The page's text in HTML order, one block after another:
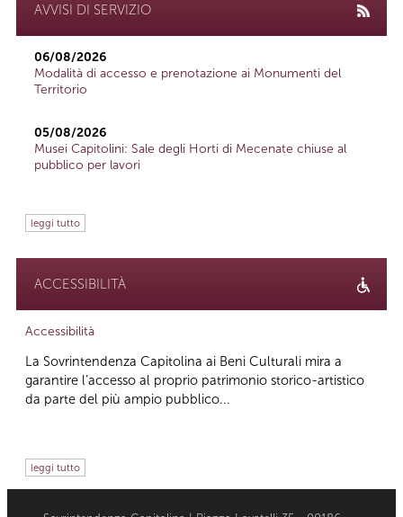
AVVISI DI SERVIZIO
06/08/2026
Modalità di accesso e prenotazione ai Monumenti del
Territorio
05/08/2026
Musei Capitolini: Sale degli Horti di Mecenate chiuse al
pubblico per lavori
leggi tutto
ACCESSIBILITÀ
Accessibilità
La Sovrintendenza Capitolina ai Beni Culturali mira a
garantire l’accesso al proprio patrimonio storico-artistico
da parte del più ampio pubblico...
leggi tutto